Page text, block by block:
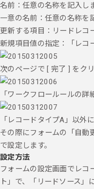
名前：任意の名称を記入し
一意の名前：任意の名称を
更新する項目：リードレコ
新規項目値の指定：「レコ
次のページで [ 完了 ] をクリ
「ワークフロールールの
「レコードタイプA」以外
その際にフォームの「自動
で設定します。
設定方法
フォームの設定画面でレコ
ト」で、「リードソース